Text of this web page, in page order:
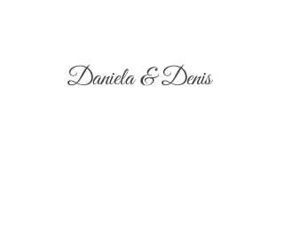
Daniela & Denis